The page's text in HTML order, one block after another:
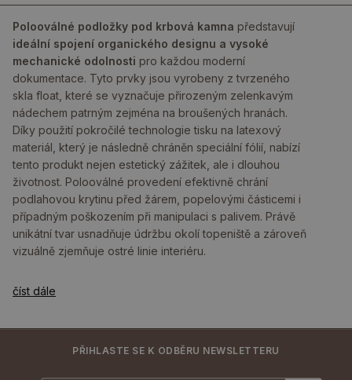
Polooválné podložky pod krbová kamna představují
ideální spojení organického designu a vysoké
mechanické odolnosti pro každou moderní
dokumentace. Tyto prvky jsou vyrobeny z tvrzeného
skla float, které se vyznačuje přirozeným zelenkavým
nádechem patrným zejména na broušených hranách.
Díky použití pokročilé technologie tisku na latexový
materiál, který je následně chráněn speciální fólií, nabízí
tento produkt nejen estetický zážitek, ale i dlouhou
životnost. Polooválné provedení efektivně chrání
podlahovou krytinu před žárem, popelovými částicemi i
případným poškozením při manipulaci s palivem. Právě
unikátní tvar usnadňuje údržbu okolí topeniště a zároveň
vizuálně zjemňuje ostré linie interiéru.
číst dále
PŘIHLASTE SE K ODBĚRU NEWSLETTERU